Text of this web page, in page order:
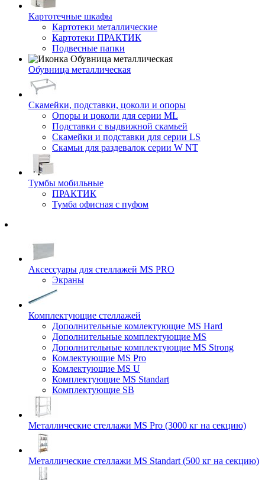
Картотечные шкафы
Картотеки металлические
Картотеки ПРАКТИК
Подвесные папки
Обувница металлическая
Скамейки, подставки, цоколи и опоры
Опоры и цоколи для серии ML
Подставки с выдвижной скамьей
Скамейки и подставки для серии LS
Скамьи для раздевалок серии W NT
Тумбы мобильные
ПРАКТИК
Тумба офисная с пуфом
Аксессуары для стеллажей MS PRO
Экраны
Комплектующие стеллажей
Дополнительные комлектующие MS Hard
Дополнительные комплектующие MS
Дополнительные комплектующие MS Strong
Комлектующие MS Pro
Комлектующие MS U
Комплектующие MS Standart
Комплектующие SB
Металлические стеллажи MS Pro (3000 кг на секцию)
Металлические стеллажи MS Standart (500 кг на секцию)